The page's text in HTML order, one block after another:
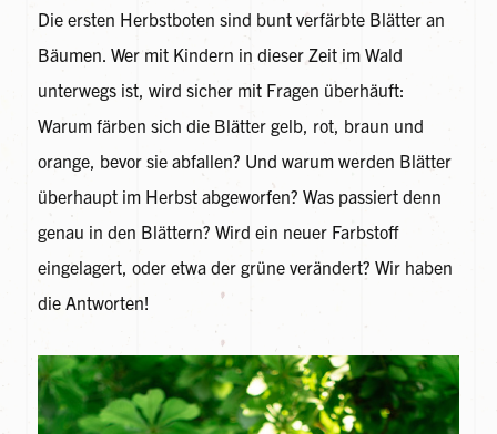
Die ersten Herbstboten sind bunt verfärbte Blätter an
Bäumen. Wer mit Kindern in dieser Zeit im Wald
unterwegs ist, wird sicher mit Fragen überhäuft:
Warum färben sich die Blätter gelb, rot, braun und
orange, bevor sie abfallen? Und warum werden Blätter
überhaupt im Herbst abgeworfen? Was passiert denn
genau in den Blättern? Wird ein neuer Farbstoff
eingelagert, oder etwa der grüne verändert? Wir haben
die Antworten!